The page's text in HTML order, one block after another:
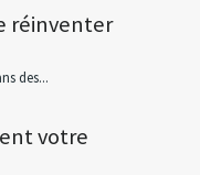
réinventer
des...
votre